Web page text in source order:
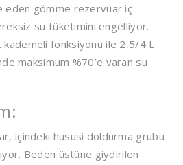
eden gömme rezervuar iç
su tüketimini engelliyor.
fonksiyonu ile 2,5/4 L
maksimum %70’e varan su
içindeki hususi doldurma grubu
Beden üstüne giydirilen